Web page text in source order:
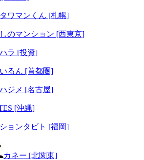
ワマンくん [札幌]
のマンション [西東京]
ラ [投資]
るん [首都圏]
ジメ [名古屋]
[沖縄]
ョンタビト [福岡]
カネー [北関東]